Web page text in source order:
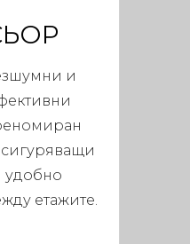
и
удобно
етажите.